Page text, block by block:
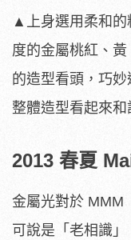
▲上身選用柔和的
度的金屬桃紅、
的造型看頭，巧
整體造型看起來和
2013 春夏
金屬光對於 MMM
可說是「老相識